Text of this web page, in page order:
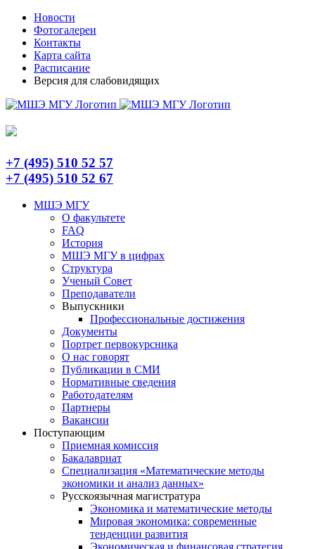
Skip
content
TelegramНовости
Фотогалереи
Контакты
Карта сайта
Расписание
Версия для слабовидящих
+7 (495) 510 52 57
+7 (495) 510 52 67
МШЭ МГУ
О факультете
FAQ
История
МШЭ МГУ в цифрах
Структура
Ученый Совет
Преподаватели
Выпускники
Профессиональные достижения
Документы
Портрет первокурсника
О нас говорят
Публикации в СМИ
Нормативные сведения
Работодателям
Партнеры
Вакансии
Поступающим
Приемная комиссия
Бакалавриат
Специализация «Математические методы
экономики и анализ данных»
Русскоязычная магистратура
Экономика и математические методы
Мировая экономика: современные
тенденции развития